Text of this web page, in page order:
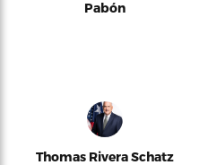
Pabón
Thomas Rivera Schatz